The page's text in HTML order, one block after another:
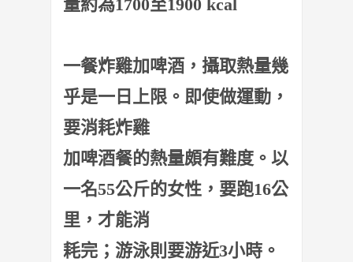
量約為1700至1900 kcal
一餐炸雞加啤酒，攝取熱量幾
乎是一日上限。即使做運動，
要消耗炸雞
加啤酒餐的熱量頗有難度。以
一名55公斤的女性，要跑16公
里，才能消
耗完；游泳則要游近3小時。